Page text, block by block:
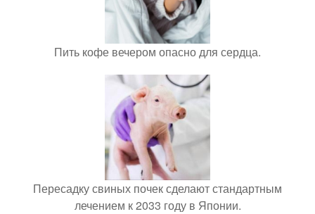
Пить кофе вечером опасно для сердца.
Пересадку свиных почек сделают стандартным
лечением к 2033 году в Японии.